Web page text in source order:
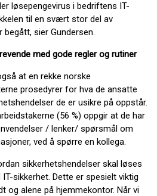
løsepengevirus i bedriftens IT-
til en svært stor del av
sier Gundersen.
med gode regler og rutiner
at en rekke norske
prosedyrer for hva de ansatte
de er usikre på oppstår.
(56 %) oppgir at de har
/ lenker/ spørsmål om
ved å spørre en kollega.
sikkerhetshendelser skal løses
sikkerhet. Dette er spesielt viktig
og alene på hjemmekontor. Når vi